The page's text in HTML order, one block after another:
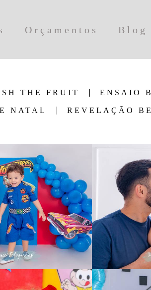
Orçamentos Blog
THE FRUIT ENSAIO
NATAL REVELAÇÃO
0